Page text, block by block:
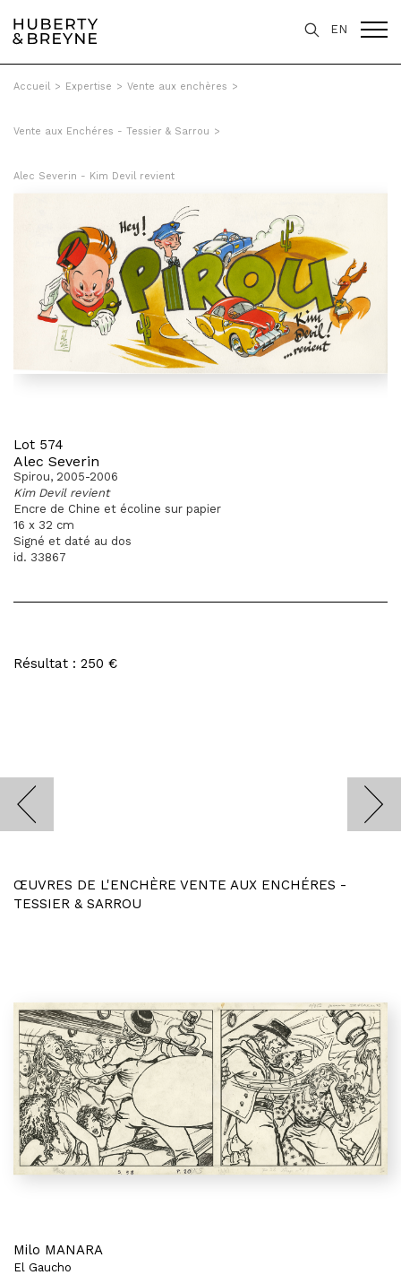
EN
Accueil > Expertise > Vente aux enchères >
Vente aux Enchéres - Tessier & Sarrou >
Alec Severin - Kim Devil revient
Lot 574
Alec Severin
Spirou, 2005-2006
Kim Devil revient
Encre de Chine et écoline sur papier
16 x 32 cm
Signé et daté au dos
id. 33867
Résultat : 250 €
ŒUVRES DE L'ENCHÈRE VENTE AUX ENCHÉRES -
TESSIER & SARROU
Milo MANARA
El Gaucho